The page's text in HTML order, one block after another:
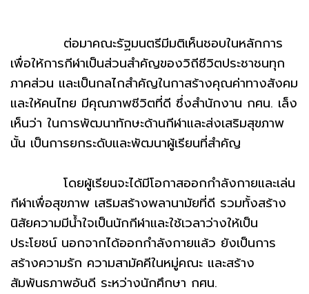
ต่อมาคณะรัฐมนตรีมีมติเห็นชอบในหลักการ
เพื่อให้การกีฬาเป็นส่วนสำคัญของวิถีชีวิตประชาชนทุก
ภาคส่วน และเป็นกลไกสำคัญในกาสร้างคุณค่าทางสังคม
และให้คนไทย มีคุณภาพชีวิตที่ดี ซึ่งสำนักงาน กศน. เล็ง
เห็นว่า ในการพัฒนาทักษะด้านกีฬาและส่งเสริมสุขภาพ
นั้น เป็นการยกระดับและพัฒนาผู้เรียนที่สำคัญ
โดยผู้เรียนจะได้มีโอกาสออกกำลังกายและเล่น
กีฬาเพื่อสุขภาพ เสริมสร้างพลานามัยที่ดี รวมทั้งสร้าง
นิสัยความมีน้ำใจเป็นนักกีฬาและใช้เวลาว่างให้เป็น
ประโยชน์ นอกจากได้ออกกำลังกายแล้ว ยังเป็นการ
สร้างความรัก ความสามัคคีในหมู่คณะ และสร้าง
สัมพันธภาพอันดี ระหว่างนักศึกษา กศน.